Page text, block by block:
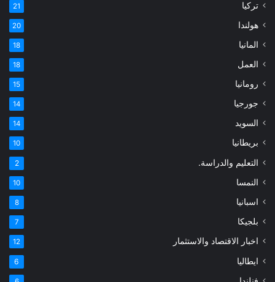
تركيا 21
هولندا 20
المانيا 18
العمل 18
رومانيا 15
جورجيا 14
السويد 14
بريطانيا 10
التعليم والدراسة. 2
النمسا 10
اسبانيا 8
بلجيكا 7
اخبار الاقتصاد والاستثمار 12
ايطاليا 6